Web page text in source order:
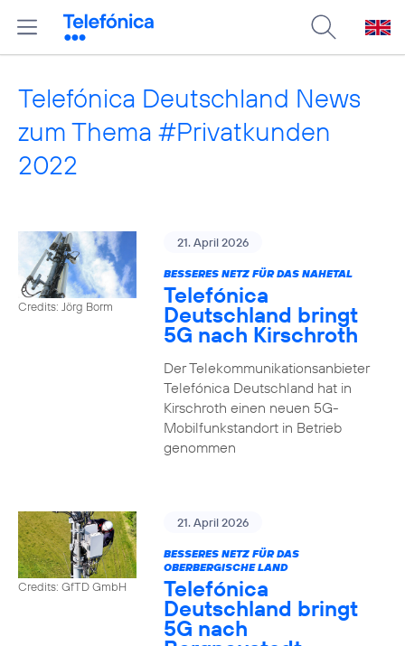
Telefónica Deutschland News
zum Thema #Privatkunden
2022
Credits: Jörg Borm
21. April 2026
BESSERES NETZ FÜR DAS NAHETAL
Telefónica
Deutschland bringt
5G nach Kirschroth
Der Telekommunikationsanbieter
Telefónica Deutschland hat in
Kirschroth einen neuen 5G-
Mobilfunkstandort in Betrieb
genommen
Credits: GfTD GmbH
21. April 2026
BESSERES NETZ FÜR DAS
OBERBERGISCHE LAND
Telefónica
Deutschland bringt
5G nach